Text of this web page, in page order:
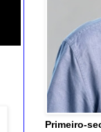
Primeiro-